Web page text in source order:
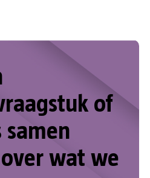
of
samen
wat we